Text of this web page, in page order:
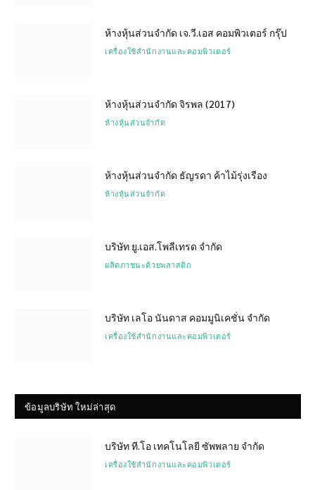
ห้างหุ้นส่วนจำกัด เจ.วี.เอส คอมพิวเตอร์ กรุ๊ป
เครื่องใช้สำนักงานและคอมพิวเตอร์
ห้างหุ้นส่วนจำกัด จิรพล (2017)
ห้างหุ้นส่วนจำกัด
ห้างหุ้นส่วนจำกัด ธัญรดา ค้าไม้รุ่งเรือง
ห้างหุ้นส่วนจำกัด
บริษัท ยู.เอส.โพลีเทรด จำกัด
ผลิตภาชนะด้วยพลาสติก
บริษัท เลโอ นันดาส คอมมูนิเคชั่น จำกัด
เครื่องใช้สำนักงานและคอมพิวเตอร์
ข้อมูลบริษัท ใหม่ล่าสุด
บริษัท ที.โอ เทคโนโลยี ซัพพลาย จำกัด
เครื่องใช้สำนักงานและคอมพิวเตอร์